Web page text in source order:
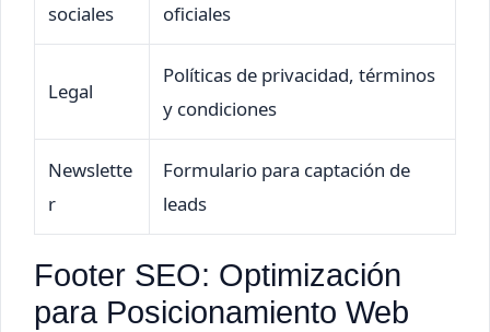
sociales
oficiales
Legal
Políticas de privacidad, términos
y condiciones
Newslette
r
Formulario para captación de
leads
Footer SEO: Optimización
para Posicionamiento Web